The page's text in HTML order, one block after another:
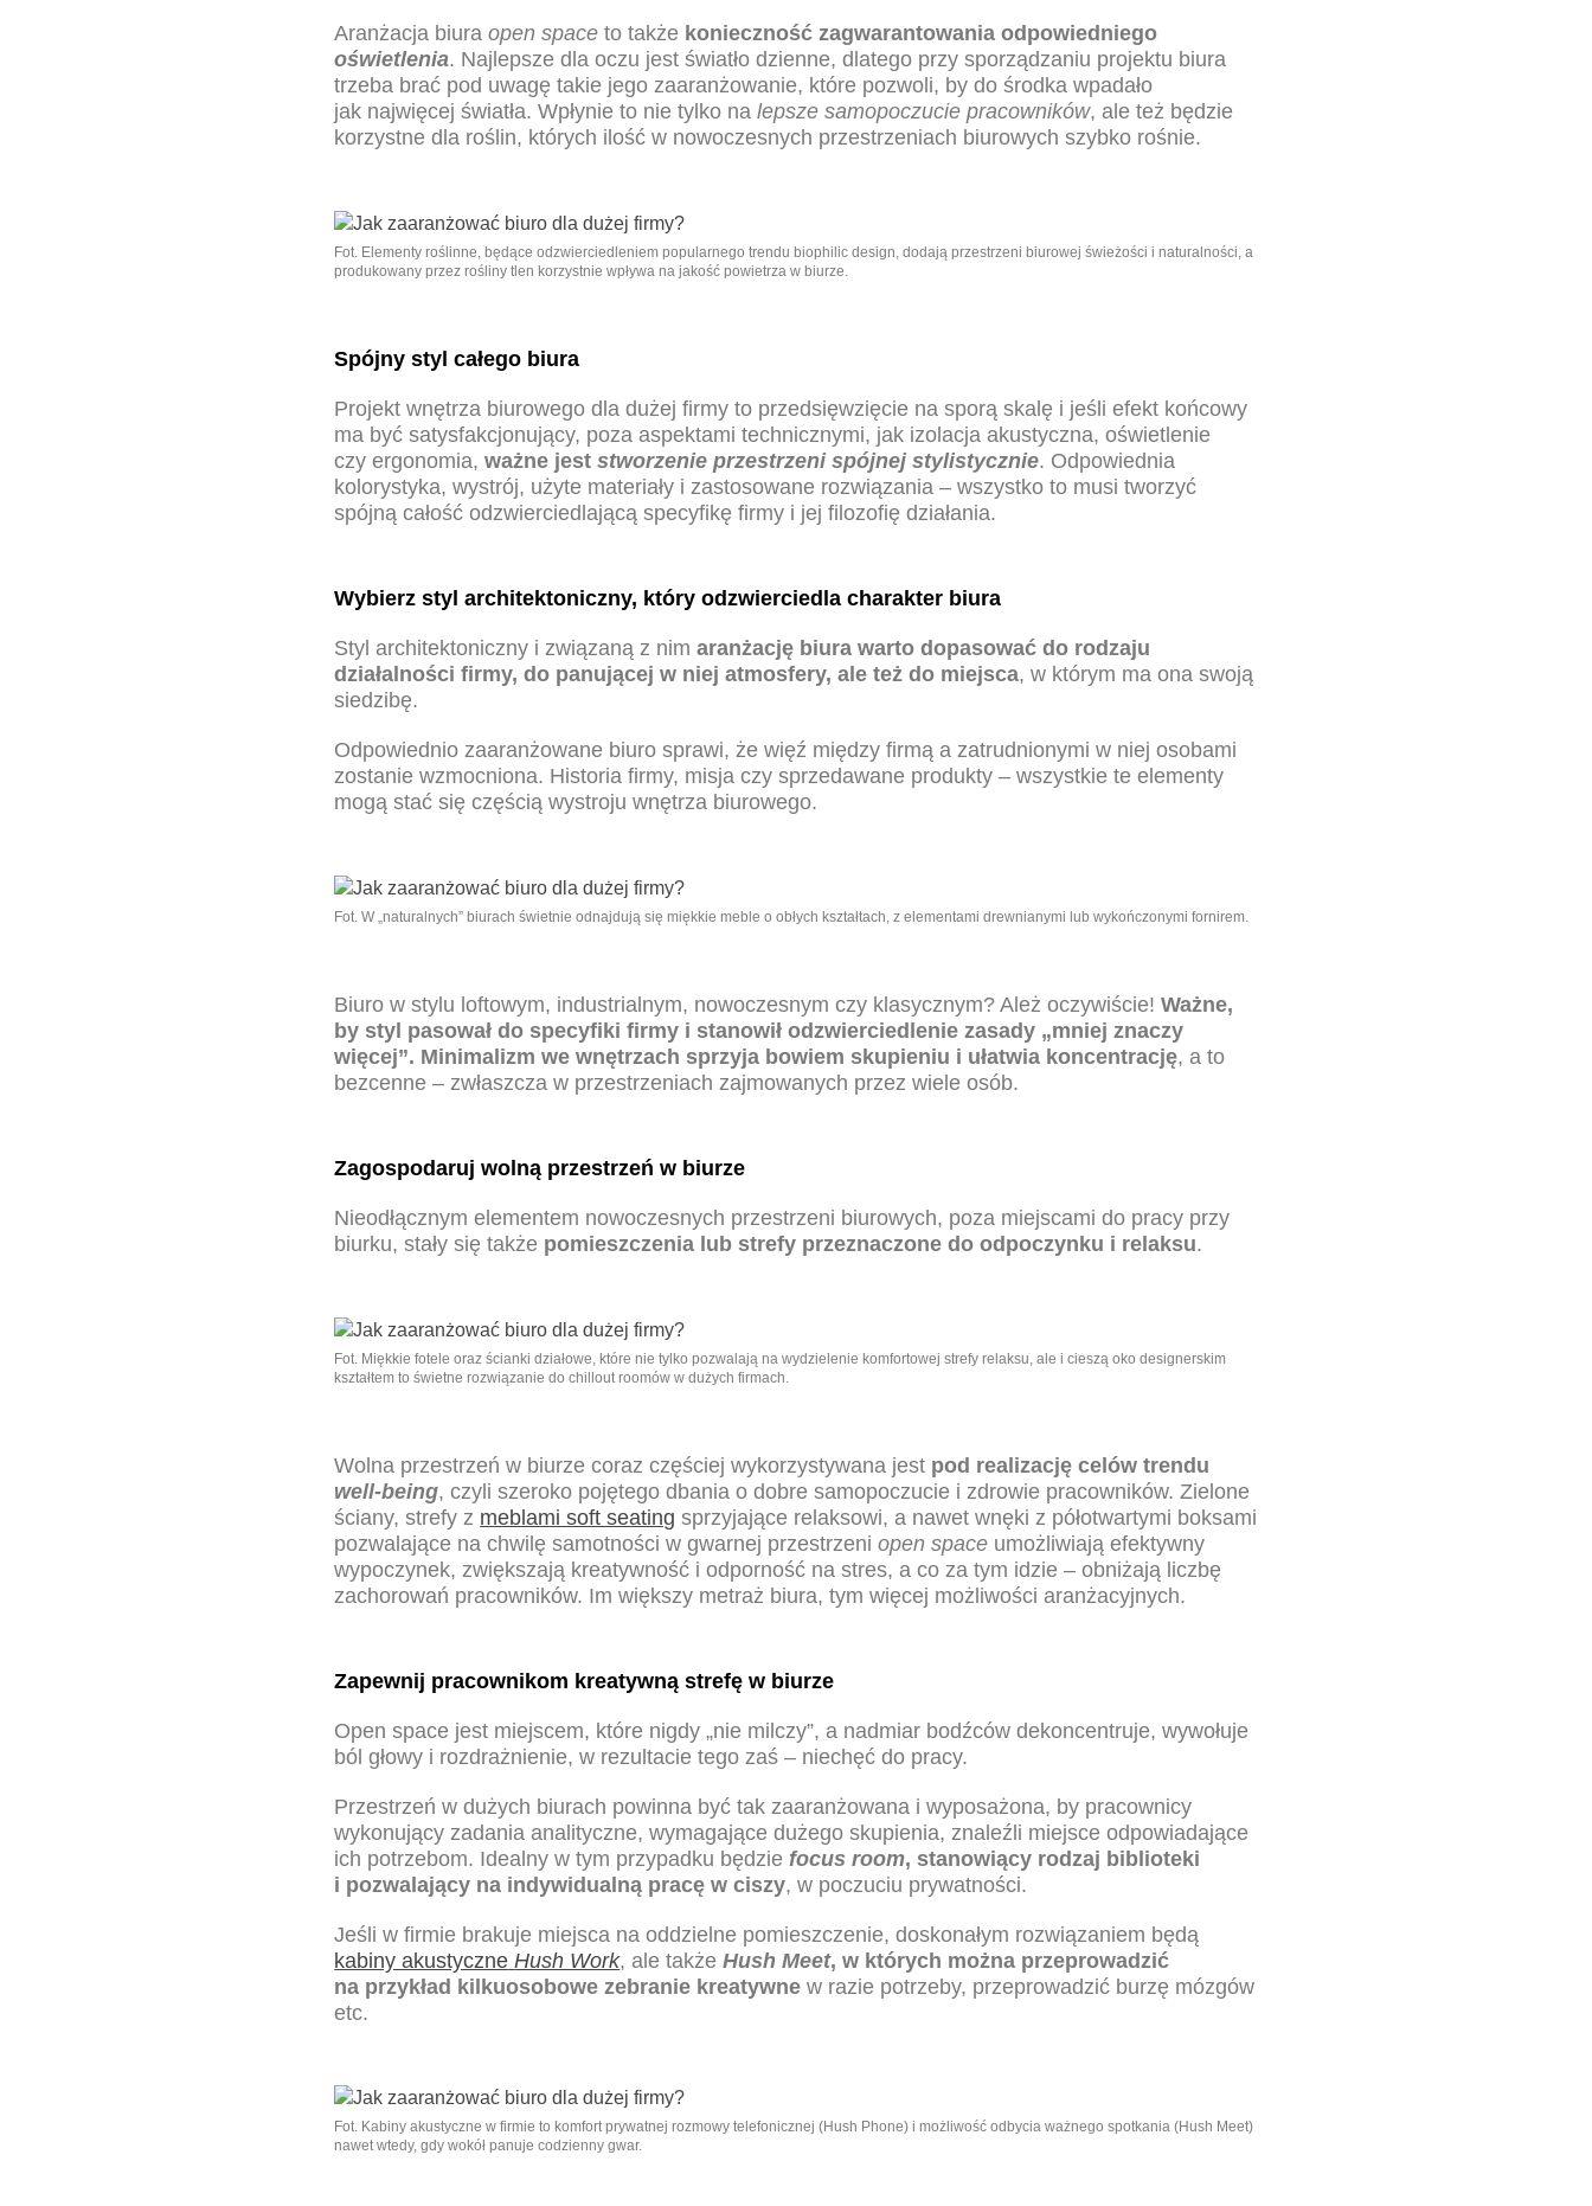
Aranżacja biuraopen space to także konieczność zagwarantowania odpowiedniego
oświetlenia. Najlepsze dla oczu jest światło dzienne, dlatego przy sporządzaniu projektu biura
trzeba brać pod uwagę takie jego zaaranżowanie, które pozwoli, by do środka wpadało
jak najwięcej światła. Wpłynie to nie tylko nalepsze samopoczucie pracowników, ale też będzie
korzystne dla roślin, których ilość w nowoczesnych przestrzeniach biurowych szybko rośnie.
Fot. Elementy roślinne, będące odzwierciedleniem popularnego trendu biophilic design, dodają przestrzeni biurowej świeżości i naturalności, a
produkowany przez rośliny tlen korzystnie wpływa na jakość powietrza w biurze.
Spójny styl całego biura
Projekt wnętrza biurowego dla dużej firmy to przedsięwzięcie na sporą skalę i jeśli efekt końcowy
ma być satysfakcjonujący, poza aspektami technicznymi, jak izolacja akustyczna, oświetlenie
czy ergonomia,ważne jeststworzenie przestrzeni spójnej stylistycznie. Odpowiednia
kolorystyka, wystrój, użyte materiały i zastosowane rozwiązania – wszystko to musi tworzyć
spójną całość odzwierciedlającą specyfikę firmy i jej filozofię działania.
Wybierz styl architektoniczny, który odzwierciedla charakter biura
Styl architektoniczny i związaną z nimaranżację biura warto dopasować do rodzaju
działalności firmy, do panującej w niej atmosfery, ale też do miejsca, w którym ma ona swoją
siedzibę.
Odpowiednio zaaranżowane biuro sprawi, że więź między firmą a zatrudnionymi w niej osobami
zostanie wzmocniona. Historia firmy, misja czy sprzedawane produkty – wszystkie te elementy
mogą stać się częścią wystroju wnętrza biurowego.
Fot. W „naturalnych” biurach świetnie odnajdują się miękkie meble o obłych kształtach, z elementami drewnianymi lub wykończonymi fornirem.
Biuro w stylu loftowym, industrialnym, nowoczesnym czy klasycznym? Ależ oczywiście!Ważne,
by styl pasował do specyfiki firmy i stanowił odzwierciedlenie zasady „mniej znaczy
więcej”. Minimalizm we wnętrzach sprzyja bowiem skupieniu i ułatwia koncentrację, a to
bezcenne – zwłaszcza w przestrzeniach zajmowanych przez wiele osób.
Zagospodaruj wolną przestrzeń w biurze
Nieodłącznym elementem nowoczesnych przestrzeni biurowych, poza miejscami do pracy przy
biurku, stały się także pomieszczenia lub strefy przeznaczone do odpoczynku i relaksu.
Fot. Miękkie fotele oraz ścianki działowe, które nie tylko pozwalają na wydzielenie komfortowej strefy relaksu, ale i cieszą oko designerskim
kształtem to świetne rozwiązanie do chillout roomów w dużych firmach.
Wolna przestrzeń w biurze coraz częściej wykorzystywana jest pod realizację celów trendu
well-being, czyli szeroko pojętego dbania o dobre samopoczucie i zdrowie pracowników. Zielone
ściany, strefy z meblami soft seating sprzyjające relaksowi, a nawet wnęki z półotwartymi boksami
pozwalające na chwilę samotności w gwarnej przestrzeniopen space umożliwiają efektywny
wypoczynek, zwiększają kreatywność i odporność na stres, a co za tym idzie – obniżają liczbę
zachorowań pracowników. Im większy metraż biura, tym więcej możliwości aranżacyjnych.
Zapewnij pracownikom kreatywną strefę w biurze
Open space jest miejscem, które nigdy „nie milczy”, a nadmiar bodźców dekoncentruje, wywołuje
ból głowy i rozdrażnienie, w rezultacie tego zaś – niechęć do pracy.
Przestrzeń w dużych biurach powinna być tak zaaranżowana i wyposażona, by pracownicy
wykonujący zadania analityczne, wymagające dużego skupienia, znaleźli miejsce odpowiadające
ich potrzebom. Idealny w tym przypadku będzie focus room, stanowiący rodzaj biblioteki
i pozwalający na indywidualną pracę w ciszy, w poczuciu prywatności.
Jeśli w firmie brakuje miejsca na oddzielne pomieszczenie, doskonałym rozwiązaniem będą
kabiny akustyczne Hush Work, ale takżeHush Meet, w których można przeprowadzić
na przykład kilkuosobowe zebranie kreatywne w razie potrzeby, przeprowadzić burzę mózgów
etc.
Fot. Kabiny akustyczne w firmie to komfort prywatnej rozmowy telefonicznej (Hush Phone) i możliwość odbycia ważnego spotkania (Hush Meet)
nawet wtedy, gdy wokół panuje codzienny gwar.